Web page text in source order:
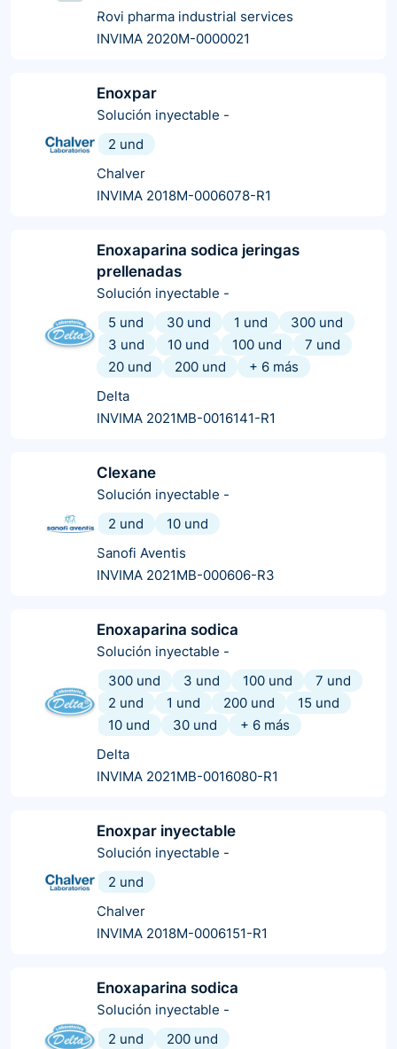
Rovi pharma industrial services
INVIMA 2020M-0000021
Enoxpar
Solución inyectable -
2 und
Chalver
INVIMA 2018M-0006078-R1
Enoxaparina sodica jeringas
prellenadas
Solución inyectable -
5 und
30 und 1 und
300 und
3 und
10 und 100 und
7 und
20 und
200 und + 6 más
Delta
INVIMA 2021MB-0016141-R1
Clexane
Solución inyectable -
2 und
10 und
Sanofi Aventis
INVIMA 2021MB-000606-R3
Enoxaparina sodica
Solución inyectable -
300 und
3 und 100 und
7 und
2 und
1 und 200 und
15 und
10 und
30 und + 6 más
Delta
INVIMA 2021MB-0016080-R1
Enoxpar inyectable
Solución inyectable -
2 und
Chalver
INVIMA 2018M-0006151-R1
Enoxaparina sodica
Solución inyectable -
2 und
200 und